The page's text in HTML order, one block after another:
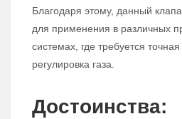
Благодаря этому, данный
для применения в различных
системах, где требуется
регулировка газа.
Достоинства: